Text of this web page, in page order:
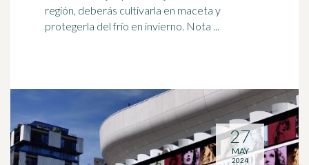
región, deberás cultivarla en maceta y
protegerla del frío en invierno. Nota ...
27
MAY
2024